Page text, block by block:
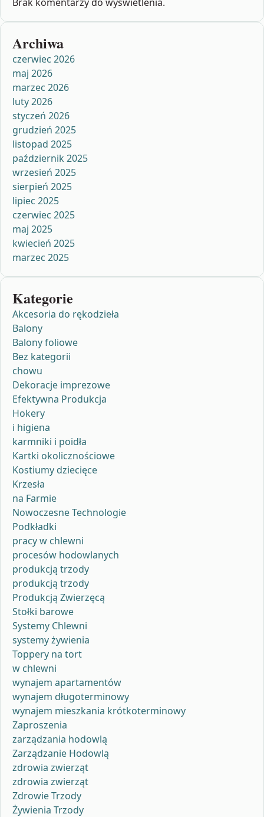
Archiwa
czerwiec 2026
maj 2026
marzec 2026
luty 2026
styczeń 2026
grudzień 2025
listopad 2025
październik 2025
wrzesień 2025
sierpień 2025
lipiec 2025
czerwiec 2025
maj 2025
kwiecień 2025
marzec 2025
Kategorie
Akcesoria do rękodzieła
Balony
Balony foliowe
Bez kategorii
chowu
Dekoracje imprezowe
Efektywna Produkcja
Hokery
i higiena
karmniki i poidła
Kartki okolicznościowe
Kostiumy dziecięce
Krzesła
na Farmie
Nowoczesne Technologie
Podkładki
pracy w chlewni
procesów hodowlanych
produkcją trzody
produkcją trzody
Produkcją Zwierzęcą
Stołki barowe
Systemy Chlewni
systemy żywienia
Toppery na tort
w chlewni
wynajem apartamentów
wynajem długoterminowy
wynajem mieszkania krótkoterminowy
Zaproszenia
zarządzania hodowlą
Zarządzanie Hodowlą
zdrowia zwierząt
zdrowia zwierząt
Zdrowie Trzody
Żywienia Trzody